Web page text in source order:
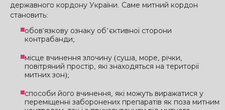
державного кордону України. Саме митний кордон
становить:
обов'язкову ознаку об’єктивної сторони
контрабанди;
місце вчинення злочину (суша, море, річки,
повітряний простір, які знаходяться на території
митних зон);
способи його вчинення, які можуть виражатися у
переміщенні заборонених препаратів як поза митним